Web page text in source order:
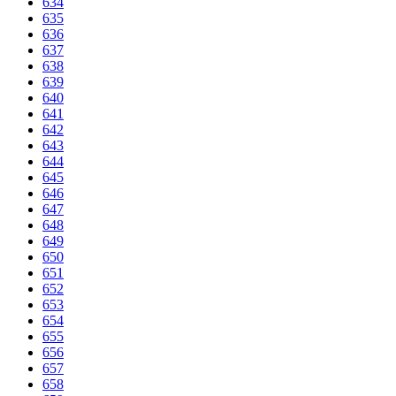
635
636
637
638
639
640
641
642
643
644
645
646
647
648
649
650
651
652
653
654
655
656
657
658